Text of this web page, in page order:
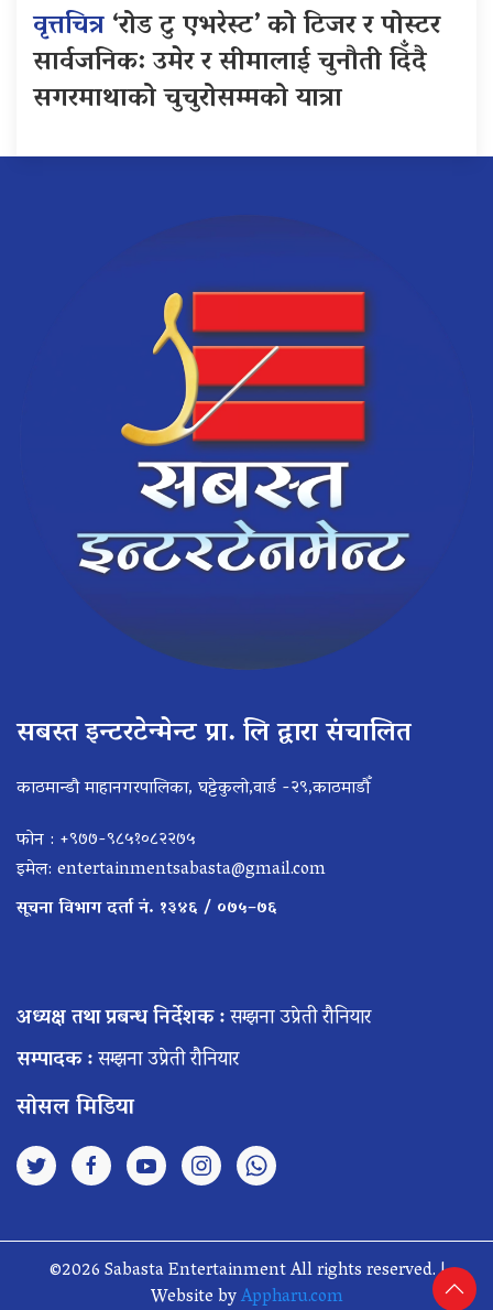
वृत्तचित्र‘रोड टु एभरेस्ट’ को टिजर र पोस्टर
सार्वजनिक: उमेर र सीमालाई चुनौती दिँदै
सगरमाथाको चुचुरोसम्मको यात्रा
सबस्त इन्टरटेन्मेन्ट प्रा. लि द्वारा संचालित
काठमान्डौ माहानगरपालिका, घट्टेकुलो,वार्ड -२९,काठमाडौँ
फोन : +९७७-९८५१०८२२७५
इमेल: entertainmentsabasta@gmail.com
सूचना विभाग दर्ता नं. १३४६ / ०७५–७६
अध्यक्ष तथा प्रबन्ध निर्देशक :सम्झना उप्रेती रौनियार
सम्पादक :सम्झना उप्रेती रौनियार
सोसल मिडिया
©2026 Sabasta Entertainment All rights reserved. |
Website byAppharu.com